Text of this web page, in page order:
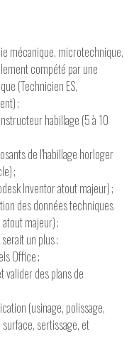
mécanique, microtechnique,
compété par une
(Technicien ES,
;
habillage (5 à 10
de l'habillage horloger
;
Inventor atout majeur) ;
des données techniques
majeur) ;
un plus ;
Office ;
des plans de
(usinage, polissage,
sertissage, et